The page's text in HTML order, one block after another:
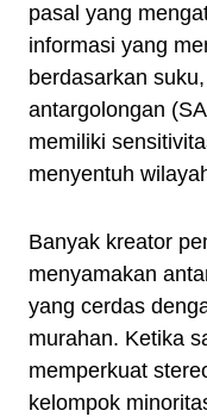
pasal yang
informasi yang
berdasarkan
antargolongan
memiliki
menyentuh
Banyak kreator
menyamakan
yang cerdas
murahan. Ketika
memperkuat
kelompok